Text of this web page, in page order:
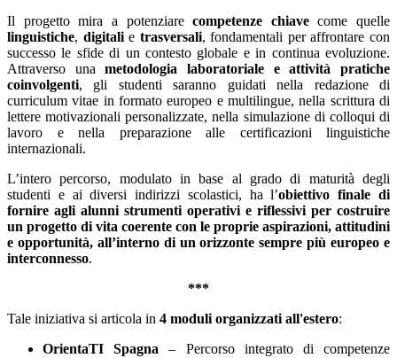
Il progetto mira a potenziarecompetenze chiavecome quelle
linguistiche, digitalie trasversali, fondamentali per affrontare con
successo le sfide di un contesto globale e in continua evoluzione.
Attraverso unametodologia laboratoriale e attività pratiche
coinvolgenti, gli studenti saranno guidati nella redazione di
curriculum vitae in formato europeo e multilingue, nella scrittura di
lettere motivazionali personalizzate, nella simulazione di colloqui di
lavoro e nella preparazione alle certificazioni linguistiche
internazionali.
L’intero percorso, modulato in base al grado di maturità degli
studenti e ai diversi indirizzi scolastici, ha l’obiettivo finale di
fornire agli alunni strumenti operativi e riflessivi per costruire
un progetto di vita coerente con le proprie aspirazioni, attitudini
e opportunità, all’interno di un orizzonte sempre più europeo e
interconnesso.
***
Tale iniziativa si articola in 4 moduli organizzati all'estero:
OrientaTI Spagna – Percorso integrato di competenze